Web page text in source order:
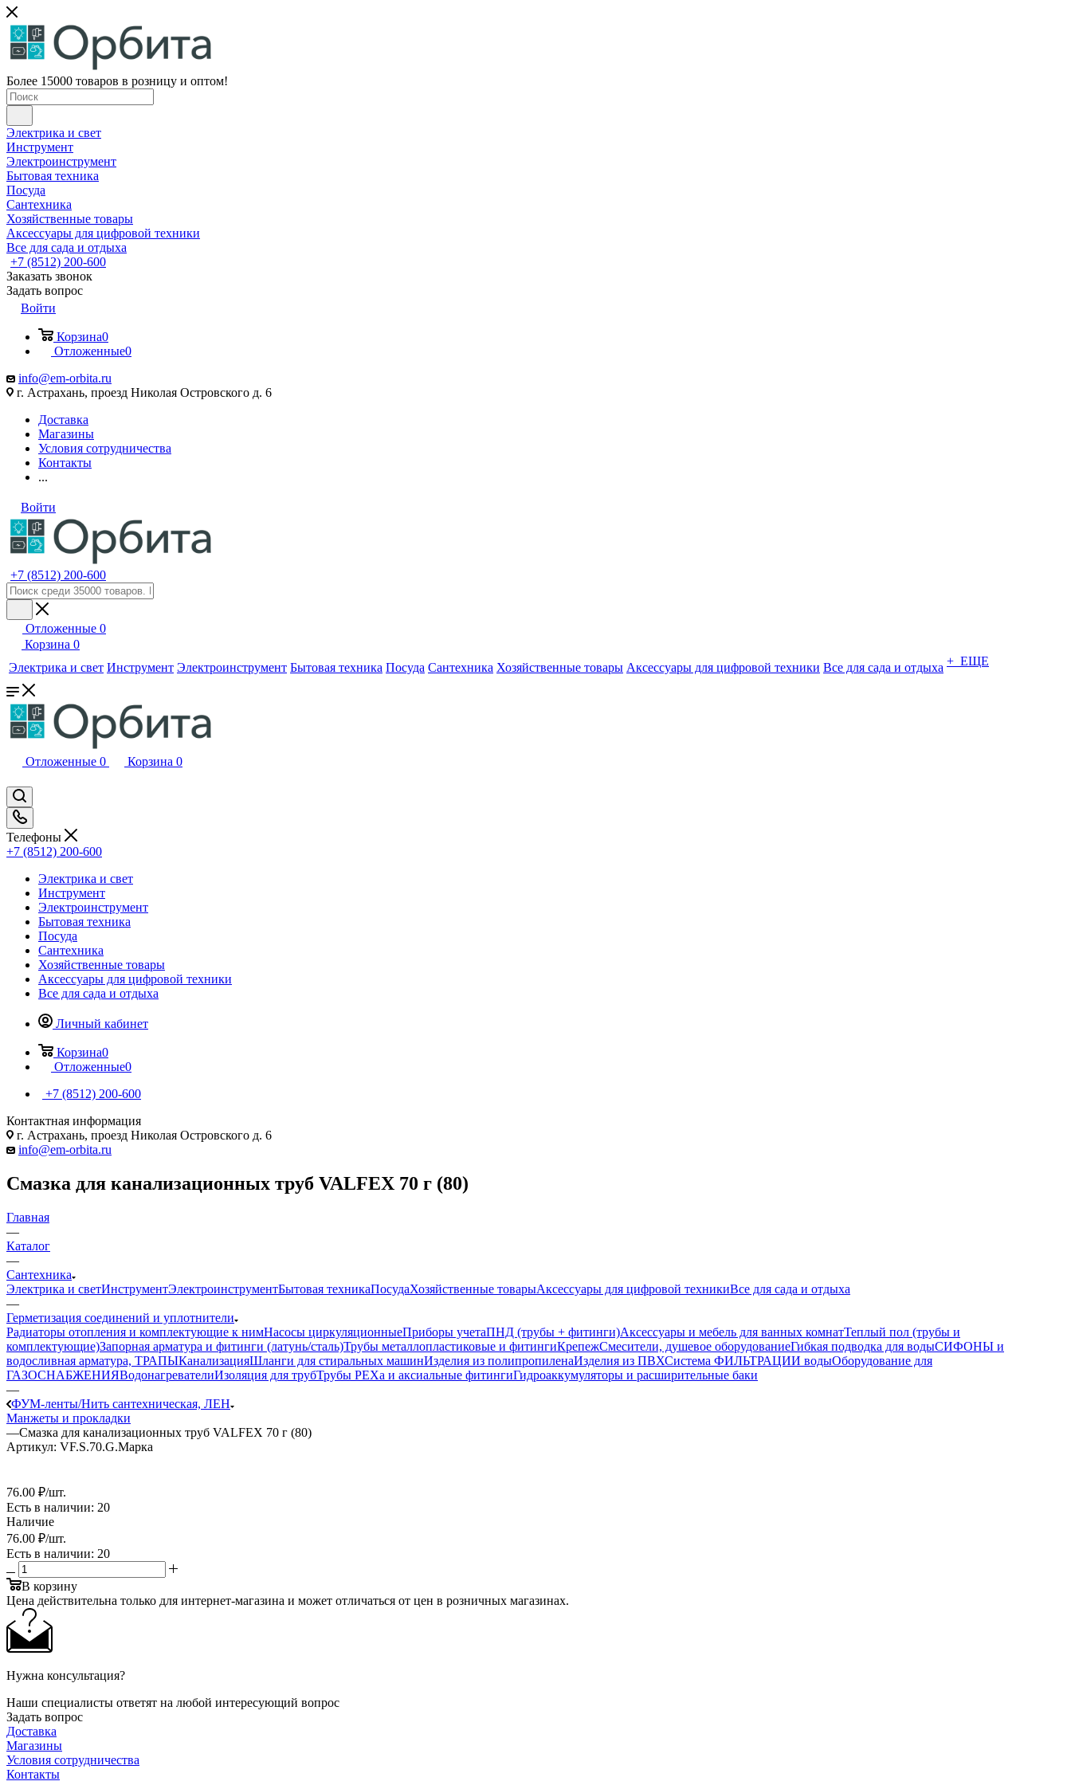
Более 15000 товаров в розницу и оптом!
Электрика и свет
Инструмент
Электроинструмент
Бытовая техника
Посуда
Сантехника
Хозяйственные товары
Аксессуары для цифровой техники
Все для сада и отдыха
+7 (8512) 200-600
Заказать звонок
Задать вопрос
Войти
Корзина0
Отложенные0
info@em-orbita.ru
г. Астрахань, проезд Николая Островского д. 6
Доставка
Магазины
Условия сотрудничества
Контакты
...
Войти
+7 (8512) 200-600
Отложенные 0
Корзина 0
Электрика и свет Инструмент Электроинструмент Бытовая техника Посуда Сантехника Хозяйственные товары Аксессуары для цифровой техники Все для сада и отдыха + ЕЩЕ
Отложенные 0 Корзина 0
Телефоны
+7 (8512) 200-600
Электрика и свет
Инструмент
Электроинструмент
Бытовая техника
Посуда
Сантехника
Хозяйственные товары
Аксессуары для цифровой техники
Все для сада и отдыха
Личный кабинет
Корзина0
Отложенные0
+7 (8512) 200-600
Контактная информация
г. Астрахань, проезд Николая Островского д. 6
info@em-orbita.ru
Смазка для канализационных труб VALFEX 70 г (80)
Главная
—
Каталог
—
Сантехника
Электрика и светИнструментЭлектроинструментБытовая техникаПосудаХозяйственные товарыАксессуары для цифровой техникиВсе для сада и отдыха
—
Герметизация соединений и уплотнители
Радиаторы отопления и комплектующие к нимНасосы циркуляционныеПриборы учетаПНД (трубы + фитинги)Аксессуары и мебель для ванных комнатТеплый пол (трубы и
комплектующие)Запорная арматура и фитинги (латунь/сталь)Трубы металлопластиковые и фитингиКрепежСмесители, душевое оборудованиеГибкая подводка для водыСИФОНЫ и
водосливная арматура, ТРАПЫКанализацияШланги для стиральных машинИзделия из полипропиленаИзделия из ПВХСистема ФИЛЬТРАЦИИ водыОборудование для
ГАЗОСНАБЖЕНИЯВодонагревателиИзоляция для трубТрубы PEXa и аксиальные фитингиГидроаккумуляторы и расширительные баки
—
ФУМ-ленты/Нить сантехническая, ЛЕН
Манжеты и прокладки
—Смазка для канализационных труб VALFEX 70 г (80)
Артикул: VF.S.70.G.Марка
76.00 ₽/шт.
Есть в наличии: 20
Наличие
76.00 ₽/шт.
Есть в наличии: 20
В корзину
Цена действительна только для интернет-магазина и может отличаться от цен в розничных магазинах.
Нужна консультация?
Наши специалисты ответят на любой интересующий вопрос
Задать вопрос
Доставка
Магазины
Условия сотрудничества
Контакты